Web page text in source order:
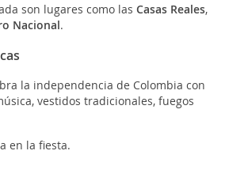
son lugares como las Casas Reales,
Nacional.
la independencia de Colombia con
vestidos tradicionales, fuegos
en la fiesta.